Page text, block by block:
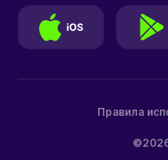
Правила